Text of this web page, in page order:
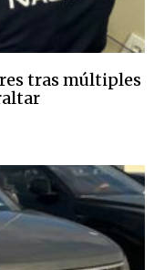
tras múltiples